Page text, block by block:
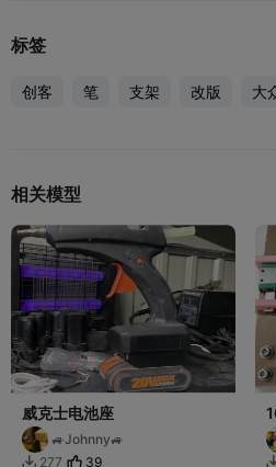
标签
创客 笔 支架 改版 大
相关模型
威克士电池座
🚙Johnny🚙
 277 39